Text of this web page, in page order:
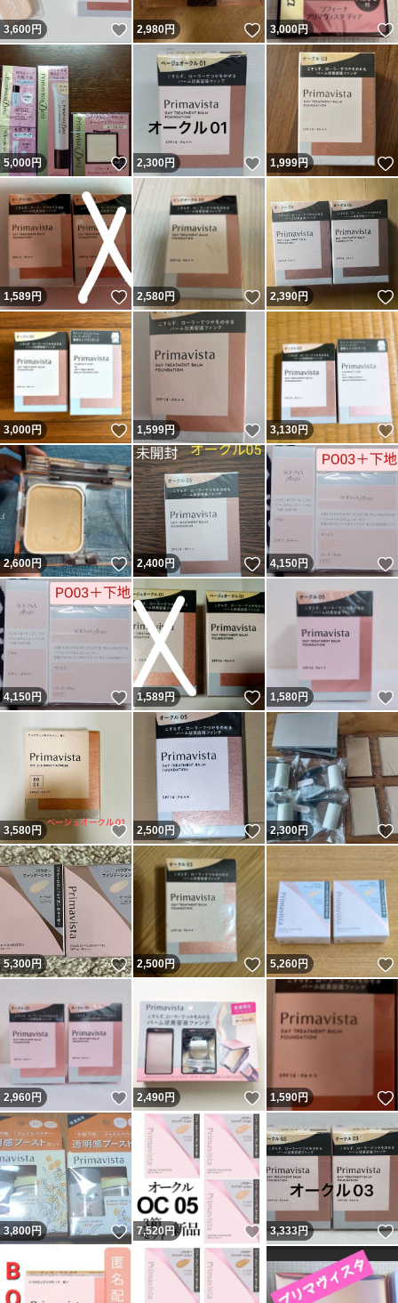
3,600円 いいね！
2,980円 いいね！
3,000円
5,000円 いいね！
2,300円 いいね！
1,999円
1,589円 いいね！
2,580円 いいね！
2,390円
3,000円 いいね！
1,599円 いいね！
3,130円
2,600円 いいね！
2,400円 いいね！
4,150円
4,150円 いいね！
1,589円 いいね！
1,580円
3,580円 いいね！
2,500円 いいね！
2,300円
5,300円 いいね！
2,500円 いいね！
5,260円
2,960円 いいね！
2,490円 いいね！
1,590円
3,800円 いいね！
7,520円 いいね！
3,333円